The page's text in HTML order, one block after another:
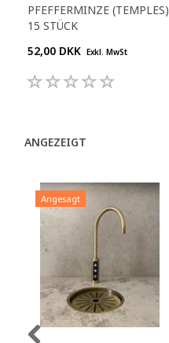
PFEFFERMINZE (TEMPLES)
15 STÜCK
52,00 DKK Exkl. MwSt
ANGEZEIGT
Angesagt